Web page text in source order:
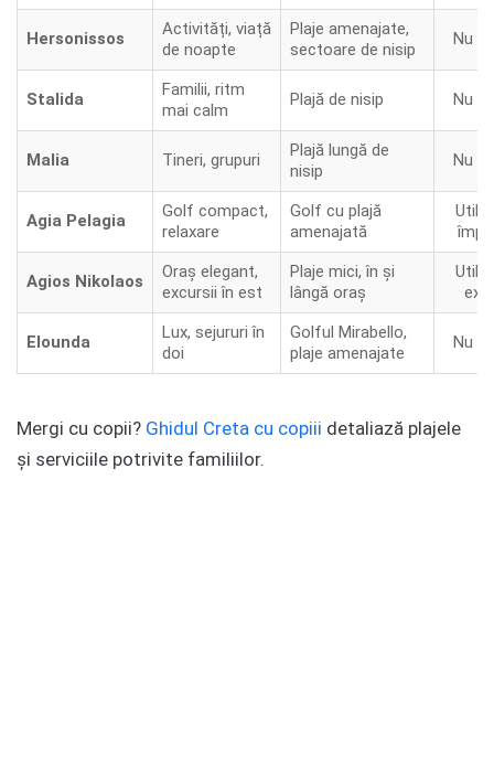
Hersonissos
Activități, viață
de noapte
Plaje amenajate,
sectoare de nisip
Nu
Stalida
Familii, ritm
mai calm
Plajă de nisip Nu
Malia Tineri, grupuri
Plajă lungă de
nisip
Nu
Agia Pelagia
Golf compact,
relaxare
Golf cu plajă
amenajată
Utilă
Agios Nikolaos
Oraș elegant,
excursii în est
Plaje mici, în și
lângă oraș
Utilă
Elounda
Lux, sejururi în
doi
Golful Mirabello,
plaje amenajate
Nu
Mergi cu copii? Ghidul Creta cu copiii detaliază plajele
și serviciile potrivite familiilor.